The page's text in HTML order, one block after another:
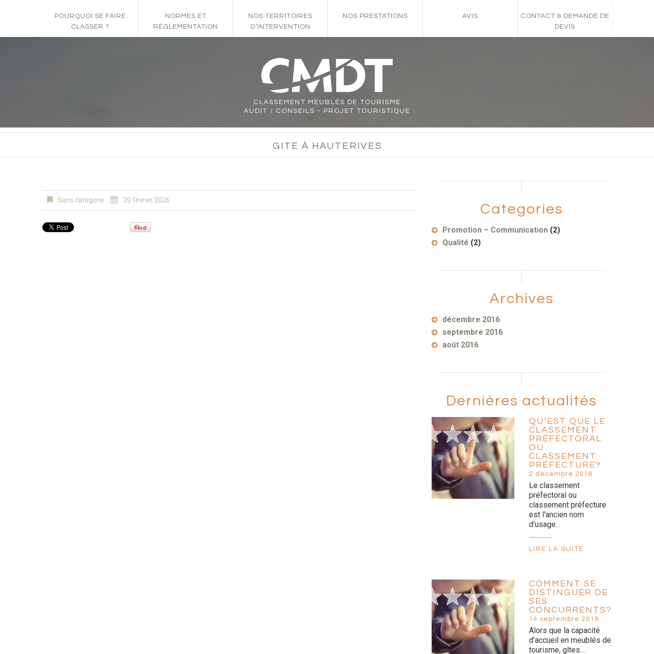
POURQUOI SE FAIRE
CLASSER ?
NORMES ET
RÉGLEMENTATION
NOS TERRITOIRES
D’INTERVENTION
NOS PRESTATIONS AVIS
CONTACT & DEMANDE DE
DEVIS
CLASSEMENT
MEUBLÉS DE TOURISME
AUDIT / CONSEILS - PROJET TOURISTIQUE
GITE À HAUTERIVES
Sans catégorie 20 février 2026
Categories
Promotion – Communication (2)
Qualité (2)
Archives
décembre 2016
septembre 2016
août 2016
Dernières actualités
QU’EST QUE LE
CLASSEMENT
PRÉFECTORAL
OU
CLASSEMENT
PRÉFECTURE?
2 décembre 2016
Le classement
préfectoral ou
classement préfecture
est l'ancien nom
d'usage…
LIRE LA SUITE
COMMENT SE
DISTINGUER DE
SES
CONCURRENTS?
14 septembre 2016
Alors que la capacité
d’accueil en meublés de
tourisme, gîtes…